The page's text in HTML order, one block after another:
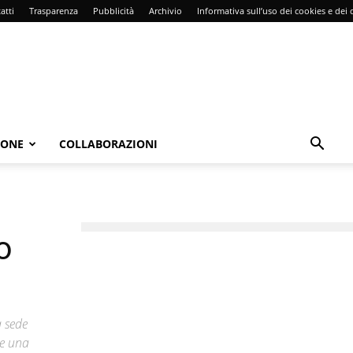
Trasparenza Pubblicità Archivio Informativa sull’uso dei cookies e dei
COLLABORAZIONI
una